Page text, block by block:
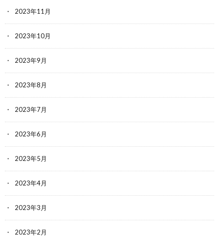
2023年11月
2023年10月
2023年9月
2023年8月
2023年7月
2023年6月
2023年5月
2023年4月
2023年3月
2023年2月